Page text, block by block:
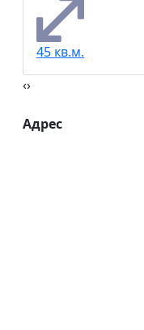
Использовать
45 кв.м.
‹›
Адрес